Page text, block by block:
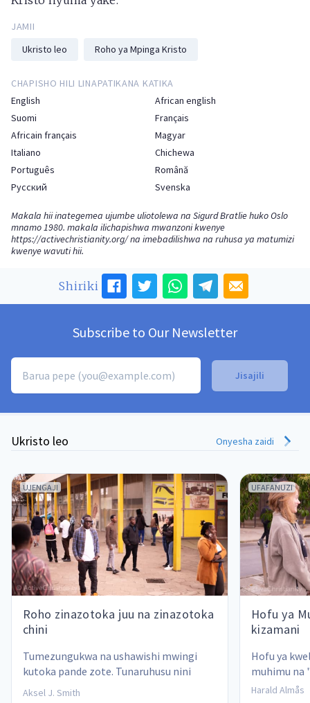
JAMII
Ukristo leo
Roho ya Mpinga Kristo
CHAPISHO HILI LINAPATIKANA KATIKA
English
African english
Suomi
Français
Africain français
Magyar
Italiano
Chichewa
Português
Română
Русский
Svenska
Makala hii inategemea ujumbe uliotolewa na Sigurd Bratlie huko Oslo
mnamo 1980. makala ilichapishwa mwanzoni kwenye
https://activechristianity.org/na imebadilishwa na ruhusa ya matumizi
kwenye wavuti hii.
Shiriki
Subscribe to Our Newsletter
Ukristo leo Onyesha zaidi
UJENGAJI
Roho zinazotoka juu na zinazotoka
chini
Tumezungukwa na ushawishi mwingi
kutoka pande zote. Tunaruhusu nini
ndani ya mioyo yetu na matokeo yake ni
Aksel J. Smith
UFAFANUZI
Hofu ya
kizamani
Hofu ya
muhimu na
Harald Almås